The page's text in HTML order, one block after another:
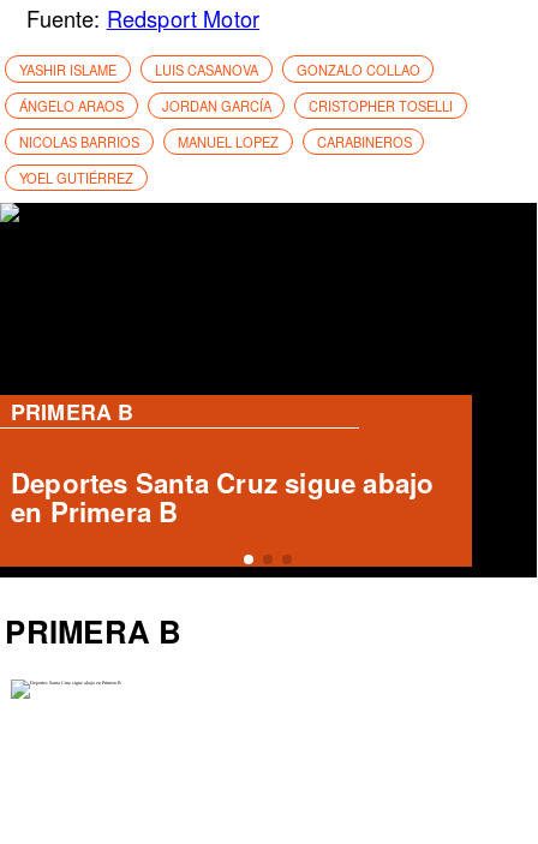
Fuente: Redsport Motor
YASHIR ISLAME LUIS CASANOVA
GONZALO COLLAO
ÁNGELO ARAOS
JORDAN GARCÍA
CRISTOPHER TOSELLI
NICOLAS BARRIOS
MANUEL LOPEZ
CARABINEROS
YOEL GUTIÉRREZ
PRIMERA B
Informe arbitral ausente en Unión
Española vs Deportes Recoleta
PRIMERA B